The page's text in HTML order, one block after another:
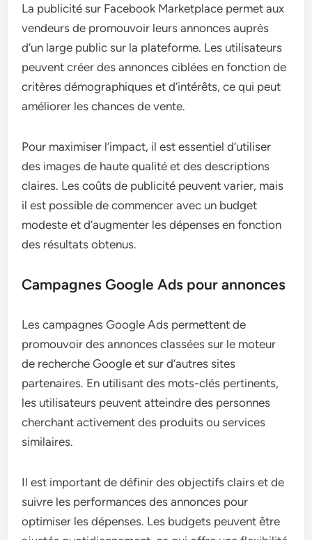
La publicité sur Facebook Marketplace permet aux
vendeurs de promouvoir leurs annonces auprès
d’un large public sur la plateforme. Les utilisateurs
peuvent créer des annonces ciblées en fonction de
critères démographiques et d’intérêts, ce qui peut
améliorer les chances de vente.
Pour maximiser l’impact, il est essentiel d’utiliser
des images de haute qualité et des descriptions
claires. Les coûts de publicité peuvent varier, mais
il est possible de commencer avec un budget
modeste et d’augmenter les dépenses en fonction
des résultats obtenus.
Campagnes Google Ads pour annonces
Les campagnes Google Ads permettent de
promouvoir des annonces classées sur le moteur
de recherche Google et sur d’autres sites
partenaires. En utilisant des mots-clés pertinents,
les utilisateurs peuvent atteindre des personnes
cherchant activement des produits ou services
similaires.
Il est important de définir des objectifs clairs et de
suivre les performances des annonces pour
optimiser les dépenses. Les budgets peuvent être